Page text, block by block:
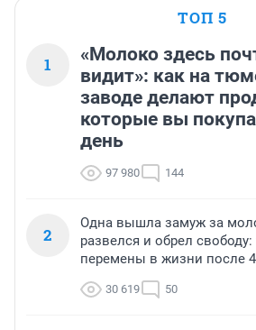
ТОП 5
1
«Молоко здесь
видит»: как на
заводе делают
которые вы
день
97 980 144
2
Одна вышла замуж за
развелся и обрел
перемены в жизни после
30 619 50